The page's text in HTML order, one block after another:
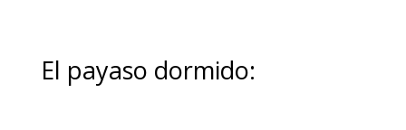
El payaso dormido: